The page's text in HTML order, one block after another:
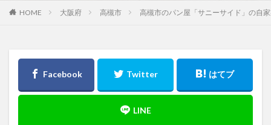
HOME 大阪府 高槻市 高槻市のパン屋「サニーサイド」の自